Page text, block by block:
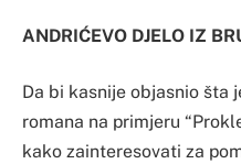
ANDRIĆEVO DJELO IZ
Da bi kasnije objasnio šta
romana na primjeru
kako zainteresovati za